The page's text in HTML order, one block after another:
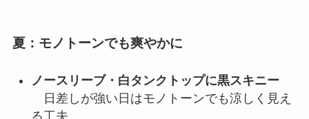
夏：モノトーンでも爽やかに
ノースリーブ・白タンクトップに黒スキニー
日差しが強い日はモノトーンでも涼しく見え